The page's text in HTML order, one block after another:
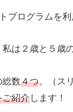
プログラムを
は２歳と５歳
総数４つ。（ス
紹介します！